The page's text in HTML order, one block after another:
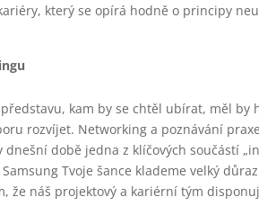
který se opírá hodně o principy
kam by se chtěl ubírat, měl by
rozvíjet. Networking a poznávání
době jedna z klíčových součástí
Tvoje šance klademe velký
že náš projektový a kariérní tým